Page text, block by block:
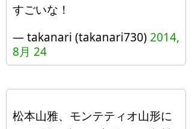
すごいな！
— takanari (takanari730) 2014,
8月 24
松本山雅、モンテティオ山形に